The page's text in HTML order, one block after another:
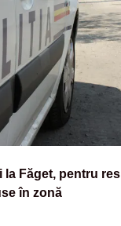
la Făget, pentru
în zonă